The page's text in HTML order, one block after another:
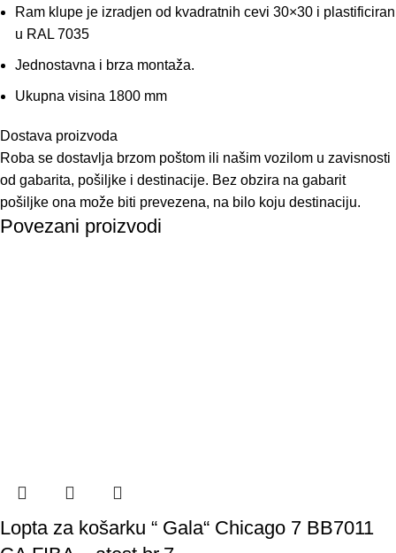
Ram klupe je izradjen od kvadratnih cevi 30×30 i plastificiran
u RAL 7035
Jednostavna i brza montaža.
Ukupna visina 1800 mm
Dostava proizvoda
Roba se dostavlja brzom poštom ili našim vozilom u zavisnosti
od gabarita, pošiljke i destinacije. Bez obzira na gabarit
pošiljke ona može biti prevezena, na bilo koju destinaciju.
Povezani proizvodi
Lopta za košarku “ Gala“ Chicago 7 BB7011